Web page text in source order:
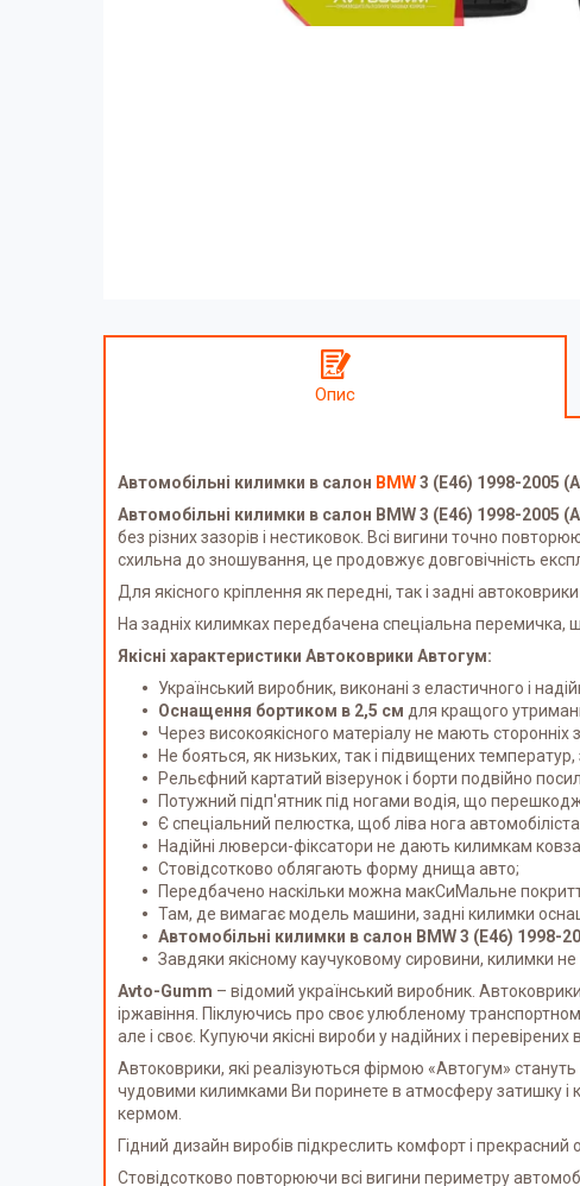
Опис
Автомобільні килимки в салон BMW3 (E46) 1998-2005
Автомобільні килимки в салон BMW 3 (E46) 1998-2005
без різних зазорів і нестиковок. Всі вигини точно
схильна до зношування, це продовжує довговічність
Для якісного кріплення як передні, так і задні
На задніх килимках передбачена спеціальна перемичка,
Якісні характеристики Автоковрики Автогум:
Український виробник, виконані з еластичного і
Оснащення бортиком в 2,5 см для кращого
Через високоякісного матеріалу не мають сторонніх
Не бояться, як низьких, так і підвищених
Рельєфний картатий візерунок і борти подвійно
Потужний підп'ятник під ногами водія, що
Є спеціальний пелюстка, щоб ліва нога
Надійні люверси-фіксатори не дають килимкам
Стовідсотково облягають форму днища авто;
Передбачено наскільки можна макСиМальне
Там, де вимагає модель машини, задні килимки
Автомобільні килимки в салон BMW 3 (E46) 1998-
Завдяки якісному каучуковому сировини, килимки
Avto-Gumm – відомий український виробник.
іржавіння. Піклуючись про своє улюбленому
але і своє. Купуючи якісні вироби у надійних і
Автоковрики, які реалізуються фірмою «Автогум»
чудовими килимками Ви поринете в атмосферу затишку і
кермом.
Гідний дизайн виробів підкреслить комфорт і
Стовідсотково повторюючи всі вигини периметру